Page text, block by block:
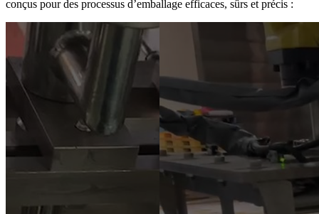
conçus pour des processus d’emballage efficaces, sûrs et précis :